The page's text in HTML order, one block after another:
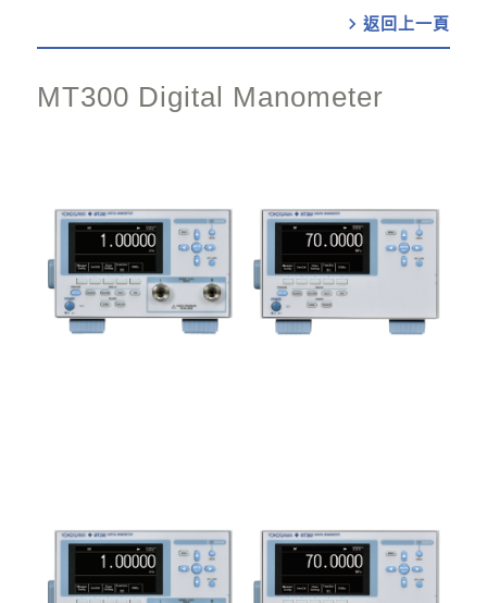
chevron_right
MT300 Digital Manometer